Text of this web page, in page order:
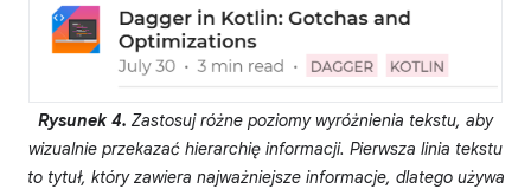
Rysunek 4. Zastosuj różne poziomy wyróżnienia tekstu, aby
wizualnie przekazać hierarchię informacji. Pierwsza linia tekstu
to tytuł, który zawiera najważniejsze informacje, dlatego używa